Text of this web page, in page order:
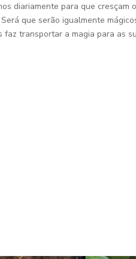
diariamente para que
que serão igualmente
transportar a magia para as